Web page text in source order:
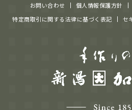
お問い合わせ 個人情報保護方針
特定商取引に関する法律に基づく表記
セ